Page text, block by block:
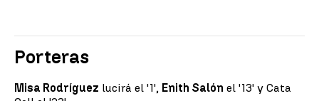
Porteras
Misa Rodríguez lucirá el '1', Enith Salón el '13' y Cata